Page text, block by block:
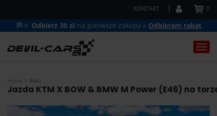
KONTAKT 0
🏁🔆 Odbierz 30 zł na pierwsze zakupy » Odbieram rabat
Home Auto
Jazda KTM X BOW & BMW M Power (E46) na